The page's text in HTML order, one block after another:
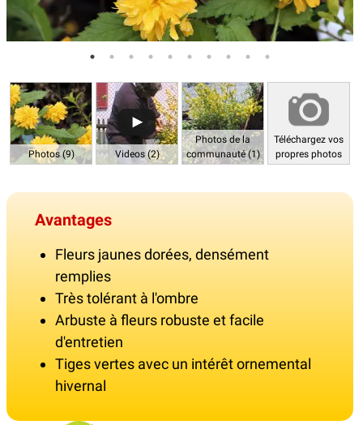
Photos (9) Videos (2)
Photos de la
communauté (1)
Téléchargez vos
propres photos
Avantages
Fleurs jaunes dorées, densément
remplies
Très tolérant à l'ombre
Arbuste à fleurs robuste et facile
d'entretien
Tiges vertes avec un intérêt ornemental
hivernal